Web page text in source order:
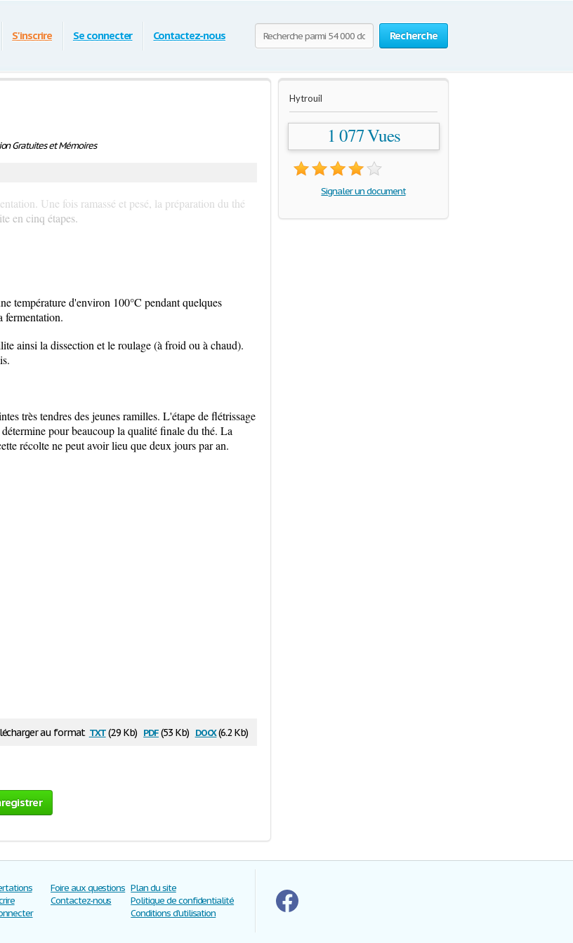
Recherche
S'inscrire Se connecter Contactez-nous
Gratuites et Mémoires
Une fois ramassé et pesé, la préparation du thé
en cinq étapes.
température d'environ 100°C pendant quelques
fermentation.
ainsi la dissection et le roulage (à froid ou à chaud).
très tendres des jeunes ramilles. L'étape de flétrissage
pour beaucoup la qualité finale du thé. La
récolte ne peut avoir lieu que deux jours par an.
au format txt(2.9 Kb) pdf(53 Kb) docx(6.2 Kb)
Hytrouil
1 077 Vues
Signaler un document
Foire aux questions
Contactez-nous
Plan du site
Politique de confidentialité
Conditions d'utilisation